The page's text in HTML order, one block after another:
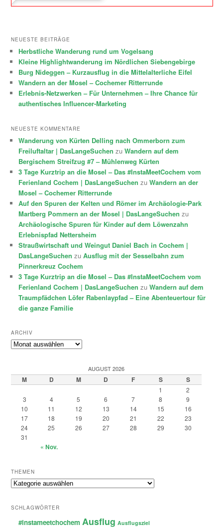
NEUESTE BEITRÄGE
Herbstliche Wanderung rund um Vogelsang
Kleine Highlightwanderung im Nördlichen Siebengebirge
Burg Nideggen – Kurzausflug in die Mittelalterliche Eifel
Wandern an der Mosel – Cochemer Ritterrunde
Erlebnis-Netzwerken – Für Unternehmen – Ihre Chance für
authentisches Influencer-Marketing
NEUESTE KOMMENTARE
Wanderung von Kürten Delling nach Ommerborn zum
Freiluftaltar | DasLangeSuchen zuWandern auf dem
Bergischem Streifzug #7 – Mühlenweg Kürten
3 Tage Kurztrip an die Mosel – Das #InstaMeetCochem vom
Ferienland Cochem | DasLangeSuchen zuWandern an der
Mosel – Cochemer Ritterrunde
Auf den Spuren der Kelten und Römer im Archäologie-Park
Martberg Pommern an der Mosel | DasLangeSuchen zu
Archäologische Spuren für Kinder auf dem Löwenzahn
Erlebnispfad Nettersheim
Straußwirtschaft und Weingut Daniel Bach in Cochem |
DasLangeSuchen zuAusflug mit der Sesselbahn zum
Pinnerkreuz Cochem
3 Tage Kurztrip an die Mosel – Das #InstaMeetCochem vom
Ferienland Cochem | DasLangeSuchen zuWandern auf dem
Traumpfädchen Löfer Rabenlaypfad – Eine Abenteuertour für
die ganze Familie
ARCHIV
Archiv
AUGUST 2026
M D M D F S S
1
2
3
4 5 6 7 8
9
10
11 12 13 14 15
16
17
18 19 20 21 22
23
24
25 26 27 28 29
30
31
« Nov.
THEMEN
Themen
SCHLAGWÖRTER
#instameetchochem Ausflug Ausflugsziel